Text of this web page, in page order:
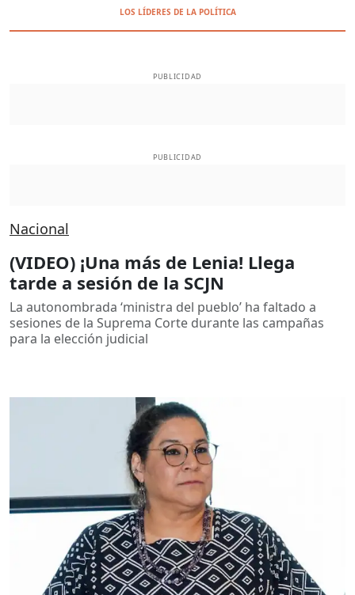
LOS LÍDERES DE LA POLÍTICA
PUBLICIDAD
PUBLICIDAD
Nacional
(VIDEO) ¡Una más de Lenia! Llega
tarde a sesión de la SCJN
La autonombrada ‘ministra del pueblo’ ha faltado a
sesiones de la Suprema Corte durante las campañas
para la elección judicial